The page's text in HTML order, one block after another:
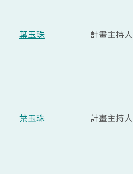
葉玉珠 計畫主持人
葉玉珠 計畫主持人